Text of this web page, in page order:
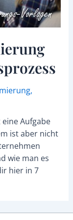
,
Aufgabe
ist aber nicht
wie man es
hier in 7